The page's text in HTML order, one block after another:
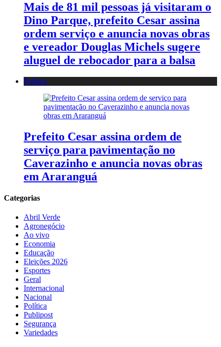
Mais de 81 mil pessoas já visitaram o
Dino Parque, prefeito Cesar assina
ordem serviço e anuncia novas obras
e vereador Douglas Michels sugere
aluguel de rebocador para a balsa
Política
Prefeito Cesar assina ordem de
serviço para pavimentação no
Caverazinho e anuncia novas obras
em Araranguá
Categorias
Abril Verde
Agronegócio
Ao vivo
Economia
Educação
Eleições 2026
Esportes
Geral
Internacional
Nacional
Política
Publipost
Segurança
Variedades